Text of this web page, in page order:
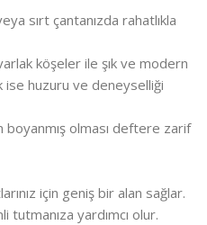
sırt çantanızda rahatlıkla
köşeler ile şık ve modern
huzuru ve deneyselliği
boyanmış olması deftere zarif
için geniş bir alan sağlar.
tutmanıza yardımcı olur.